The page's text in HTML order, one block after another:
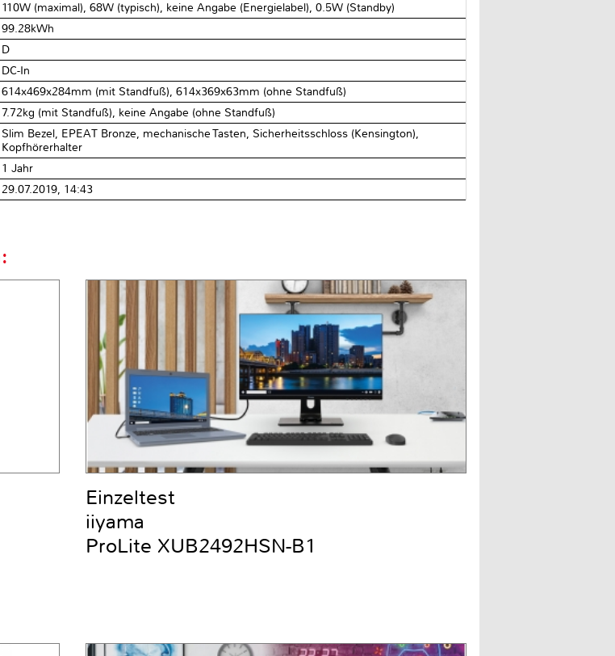
110W (maximal), 68W (typisch), keine Angabe (Energielabel), 0.5W (Standby)
99.28kWh
D
DC-In
614x469x284mm (mit Standfuß), 614x369x63mm (ohne Standfuß)
7.72kg (mit Standfuß), keine Angabe (ohne Standfuß)
Slim Bezel, EPEAT Bronze, mechanische Tasten, Sicherheitsschloss (Kensington),
Kopfhörerhalter
1 Jahr
29.07.2019, 14:43
Einzeltest
iiyama
ProLite XUB2492HSN-B1